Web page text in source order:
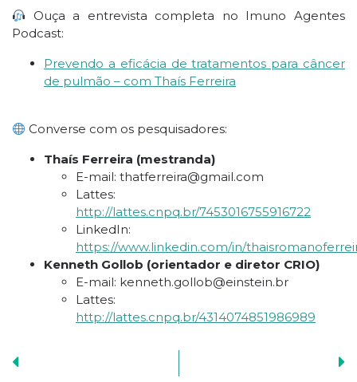
Ouça a entrevista completa no Imuno Agentes
Podcast:
Prevendo a eficácia de tratamentos para câncer
de pulmão – com Thaís Ferreira
Converse com os pesquisadores:
Thaís Ferreira (mestranda)
E-mail: thatferreira@gmail.com
Lattes:
http://lattes.cnpq.br/7453016755916722
LinkedIn:
https://www.linkedin.com/in/
Kenneth Gollob (orientador e diretor CRIO)
E-mail: kenneth.gollob@einstein.br
Lattes:
http://lattes.cnpq.br/4314074851986989